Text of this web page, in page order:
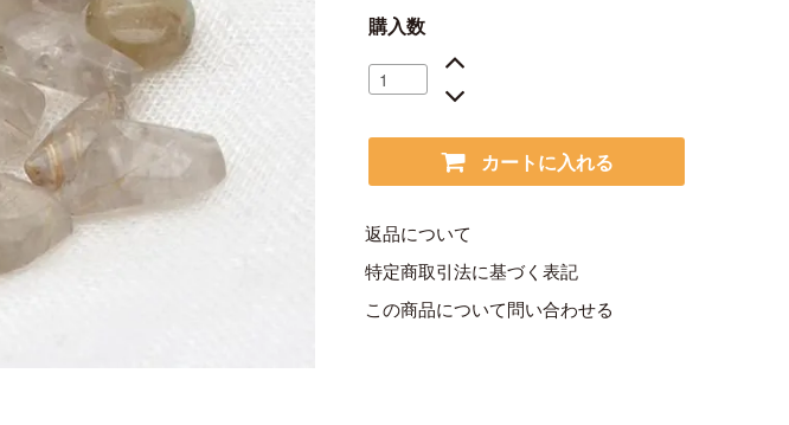
購入数
カートに入れる
返品について
特定商取引法に基づく表記
この商品について問い合わせる